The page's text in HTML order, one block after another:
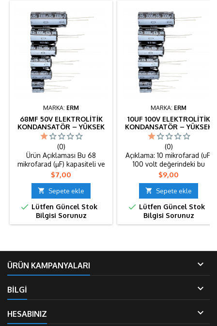
MARKA: ERM
68ΜF 50V ELEKTROLITIK
KONDANSATÖR – YÜKSEK
GERILIMLI ALÜMINYUM
ELEKTRONIK KAPASITÖR
(100 ADET)
(0)
Ürün Açıklaması Bu 68
mikrofarad (µF) kapasiteli ve
50 Volt çalışma gerilimine
sahip elektrolitik kondansatör,
elektronik devrelerinizde
üstün performans ve
dayanıklılık sağlar. Yüksek
gerilim toleransı sayesinde
güç kaynakları, ses
elektronik uygulamalarda
Elektrolitik...
Fiyat
$7,00
 Sepete ekle
 Lütfen Güncel Stok
Bilgisi Sorunuz
MARKA: ERM
10UF 100V ELEKTROLITIK
KONDANSATÖR – YÜKSEK
GERILIM DAYANIMI (100
ADET)
(0)
Açıklama: 10 mikrofarad (uF)
100 volt değerindeki bu
elektrolitik kondansatör,
yüksek voltaj gerektiren
devrelerde güvenilir
performans sağlar. LED
sürücüler, güç kaynakları,
endüstriyel devreler ve ses
sistemleri gibi birçok
sunar. Ürün Özellikleri:
Fiyat
$9,00
 Sepete ekle
 Lütfen Güncel Stok
Bilgisi Sorunuz
ÜRÜN KAMPANYALARI 
BİLGİ 
HESABINIZ 